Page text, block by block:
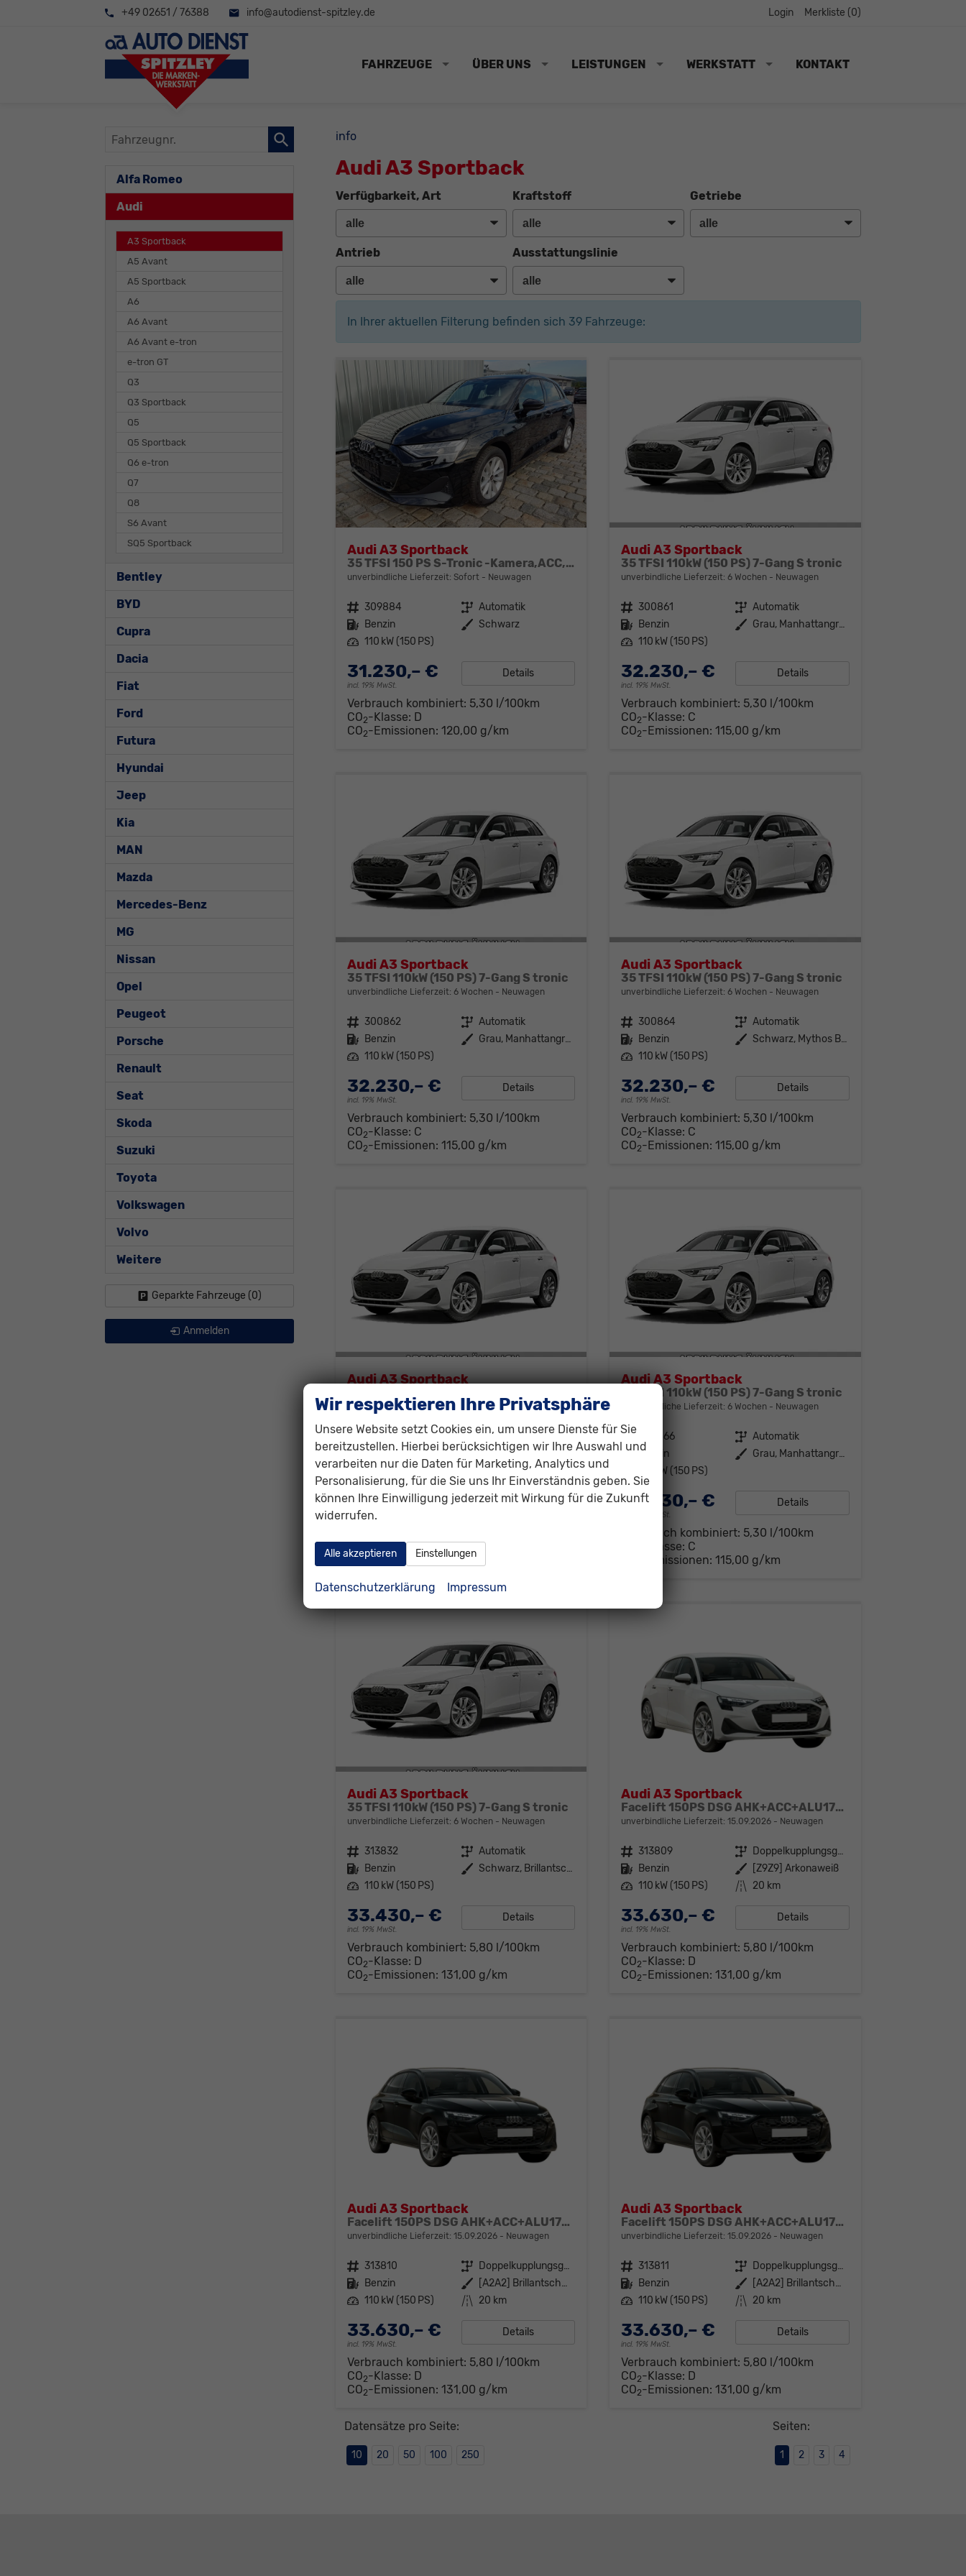
+49 02651 / 76388 info@autodienst-spitzley.de Login Merkliste (0)
FAHRZEUGE ÜBER UNS LEISTUNGEN WERKSTATT KONTAKT
info
Audi A3 Sportback
Verfügbarkeit, Art Kraftstoff Getriebe
Antrieb Ausstattungslinie
In Ihrer aktuellen Filterung befinden sich 39Fahrzeuge:
Audi A3 Sportback
35 TFSI 150 PS S-Tronic -Kamera,ACC,Sitzheizung-4 Jahre Garantie-Sofort
unverbindliche Lieferzeit: Sofort Neuwagen
Fahrzeugnr. 309884 Getriebe Automatik
Kraftstoff Benzin Außenfarbe Schwarz
Leistung 110 kW (150 PS)
31.230,– €
incl. 19% MwSt.
Details
Verbrauch kombiniert: 5,30 l/100km
CO2-Klasse: D
CO2-Emissionen: 120,00 g/km
Audi A3 Sportback
35 TFSI 110kW (150 PS) 7-Gang S tronic
unverbindliche Lieferzeit:6 Wochen Neuwagen
Fahrzeugnr. 300861 Getriebe Automatik
Kraftstoff Benzin Außenfarbe
Grau, Manhattangrau
Leistung 110 kW (150 PS)
32.230,– €
incl. 19% MwSt.
Details
Verbrauch kombiniert: 5,30 l/100km
CO2-Klasse: C
CO2-Emissionen:115,00 g/km
Audi A3 Sportback
35 TFSI 110kW (150 PS) 7-Gang S tronic
unverbindliche Lieferzeit: 6 Wochen Neuwagen
Fahrzeugnr. 300862 Getriebe Automatik
Kraftstoff Benzin Außenfarbe
Grau, Manhattangrau
Leistung 110 kW (150 PS)
32.230,– €
incl. 19% MwSt.
Details
Verbrauch kombiniert: 5,30 l/100km
CO2-Klasse: C
CO2-Emissionen: 115,00 g/km
Audi A3 Sportback
35 TFSI 110kW (150 PS) 7-Gang S tronic
unverbindliche Lieferzeit:6 Wochen Neuwagen
Fahrzeugnr. 300864 Getriebe Automatik
Kraftstoff Benzin Außenfarbe
Schwarz, Mythos Black (0E0E)
Leistung 110 kW (150 PS)
32.230,– €
incl. 19% MwSt.
Details
Verbrauch kombiniert: 5,30 l/100km
CO2-Klasse: C
CO2-Emissionen:115,00 g/km
Audi A3 Sportback
unverbindliche Lieferzeit: 6 Wochen Neuwagen
Fahrzeugnr. 300865 Getriebe Automatik
Kraftstoff Benzin Außenfarbe
Schwarz, Mythos Black (0E0E)
Leistung 110 kW (150 PS)
32.230,– €
incl. 19% MwSt.
Details
CO2-Klasse: C
CO -Emissionen:115,00 g/km
Audi A3 Sportback
35 TFSI 110kW (150 PS) 7-Gang S tronic
unverbindliche Lieferzeit: 6 Wochen Neuwagen
Fahrzeugnr. 300866 Getriebe Automatik
Kraftstoff Benzin Außenfarbe
Grau, Manhattangrau
110 kW (150 PS)
32.230,– €
incl. 19% MwSt.
Details
Verbrauch kombiniert: 5,30 l/100km
-Klasse: C
-Emissionen:115,00 g/km
Audi A3 Sportback
35 TFSI 110kW (150 PS) 7-Gang S tronic
unverbindliche Lieferzeit: 6 Wochen Neuwagen
Fahrzeugnr. 313832 Getriebe Automatik
Kraftstoff Benzin Außenfarbe
Schwarz, Brillantschwarz (A2)
Leistung 110 kW (150 PS)
33.430,– €
incl. 19% MwSt.
Details
Verbrauch kombiniert: 5,80 l/100km
CO2-Klasse: D
CO2-Emissionen: 131,00 g/km
Audi A3 Sportback
Facelift 150PS DSG AHK+ACC+ALU17+Kamera+GV3+Sitzheizung
unverbindliche Lieferzeit:15.09.2026 Neuwagen
Fahrzeugnr. 313809 Getriebe
Doppelkupplungsgetriebe (DSG)
Kraftstoff Benzin Außenfarbe
[Z9Z9] Arkonaweiß
Leistung 110 kW (150 PS) Kilometerstand 20 km
33.630,– €
incl. 19% MwSt.
Details
Verbrauch kombiniert: 5,80 l/100km
CO2-Klasse: D
CO2-Emissionen:131,00 g/km
Audi A3 Sportback
Facelift 150PS DSG AHK+ACC+ALU17+Kamera+GV3+Sitzheizung
unverbindliche Lieferzeit: 15.09.2026 Neuwagen
Fahrzeugnr. 313810 Getriebe
Doppelkupplungsgetriebe (DSG)
Kraftstoff Benzin Außenfarbe
[A2A2] Brillantschwarz
Leistung 110 kW (150 PS) Kilometerstand 20 km
33.630,– €
incl. 19% MwSt.
Details
Verbrauch kombiniert: 5,80 l/100km
CO2-Klasse: D
CO2-Emissionen: 131,00 g/km
Audi A3 Sportback
Facelift 150PS DSG AHK+ACC+ALU17+Kamera+GV3+Sitzheizung
unverbindliche Lieferzeit:15.09.2026 Neuwagen
Fahrzeugnr. 313811 Getriebe
Doppelkupplungsgetriebe (DSG)
Kraftstoff Benzin Außenfarbe
[A2A2] Brillantschwarz
Leistung 110 kW (150 PS) Kilometerstand 20 km
33.630,– €
incl. 19% MwSt.
Details
Verbrauch kombiniert: 5,80 l/100km
CO2-Klasse: D
CO2-Emissionen:131,00 g/km
Datensätze pro Seite:
10 20 50 100 250
Seiten:
1 2 3 4
Fahrzeugnr.
Alfa Romeo
Audi
A3 Sportback
A5 Avant
A5 Sportback
A6
A6 Avant
A6 Avant e-tron
e-tron GT
Q3
Q3 Sportback
Q5
Q5 Sportback
Q6 e-tron
Q7
Q8
S6 Avant
SQ5 Sportback
Bentley
BYD
Cupra
Dacia
Fiat
Ford
Futura
Hyundai
Jeep
Kia
MAN
Mazda
Mercedes-Benz
MG
Nissan
Opel
Peugeot
Porsche
Renault
Seat
Skoda
Suzuki
Toyota
Volkswagen
Volvo
Weitere
Geparkte Fahrzeuge (0)
Anmelden
Wir respektieren Ihre Privatsphäre
Unsere Website setzt Cookies ein, um unsere Dienste für Sie
bereitzustellen. Hierbei berücksichtigen wir Ihre Auswahl und
verarbeiten nur die Daten für Marketing, Analytics und
Personalisierung, für die Sie uns Ihr Einverständnis geben. Sie
können Ihre Einwilligung jederzeit mit Wirkung für die Zukunft
widerrufen.
Alle akzeptieren Einstellungen
Datenschutzerklärung Impressum